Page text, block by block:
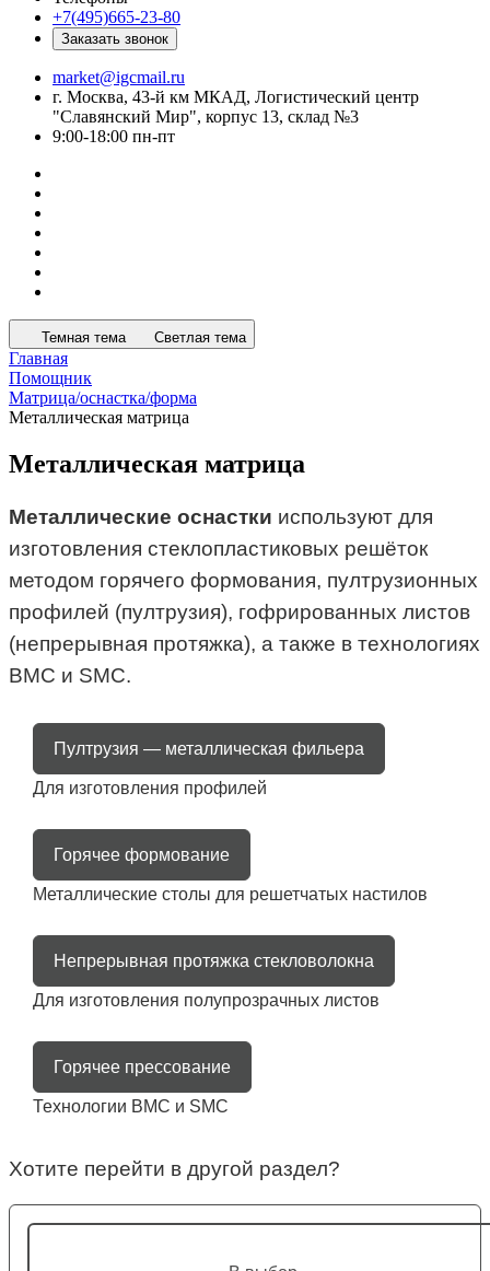
+7(495)665-23-80
Заказать звонок
market@igcmail.ru
г. Москва, 43-й км МКАД, Логистический центр
"Славянский Мир", корпус 13, склад №3
9:00-18:00 пн-пт
Темная тема Светлая тема
Главная
Помощник
Матрица/оснастка/форма
Металлическая матрица
Металлическая матрица
Металлические оснастки используют для
изготовления стеклопластиковых решёток
методом горячего формования, пултрузионных
профилей (пултрузия), гофрированных листов
(непрерывная протяжка), а также в технологиях
BMC и SMC.
Пултрузия — металлическая фильера
Для изготовления профилей
Горячее формование
Металлические столы для решетчатых настилов
Непрерывная протяжка стекловолокна
Для изготовления полупрозрачных листов
Горячее прессование
Технологии BMC и SMC
Хотите перейти в другой раздел?